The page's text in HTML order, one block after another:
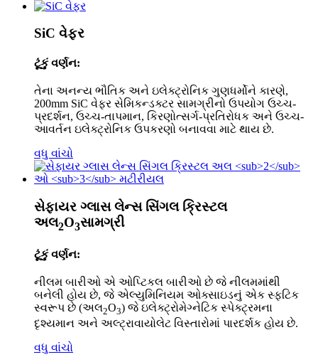
SiC વેફર
ટૂંકું વર્ણન:
તેના અનન્ય ભૌતિક અને ઇલેક્ટ્રોનિક ગુણધર્મોને કારણે,
200mm SiC વેફર સેમિકન્ડક્ટર સામગ્રીનો ઉપયોગ ઉચ્ચ-
પ્રદર્શન, ઉચ્ચ-તાપમાન, કિરણોત્સર્ગ-પ્રતિરોધક અને ઉચ્ચ-
આવર્તન ઇલેક્ટ્રોનિક ઉપકરણો બનાવવા માટે થાય છે.
વધુ વાંચો
સેફાયર ગ્લાસ લેન્સ સિંગલ ક્રિસ્ટલ
અલ2O3સામગ્રી
ટૂંકું વર્ણન:
નીલમ બારીઓ એ ઓપ્ટિકલ બારીઓ છે જે નીલમમાંથી
બનેલી હોય છે, જે એલ્યુમિનિયમ ઓક્સાઇડનું એક સ્ફટિક
સ્વરૂપ છે (અલ2O3) જે ઇલેક્ટ્રોમેગ્નેટિક સ્પેક્ટ્રમના
દૃશ્યમાન અને અલ્ટ્રાવાયોલેટ વિસ્તારોમાં પારદર્શક હોય છે.
વધુ વાંચો